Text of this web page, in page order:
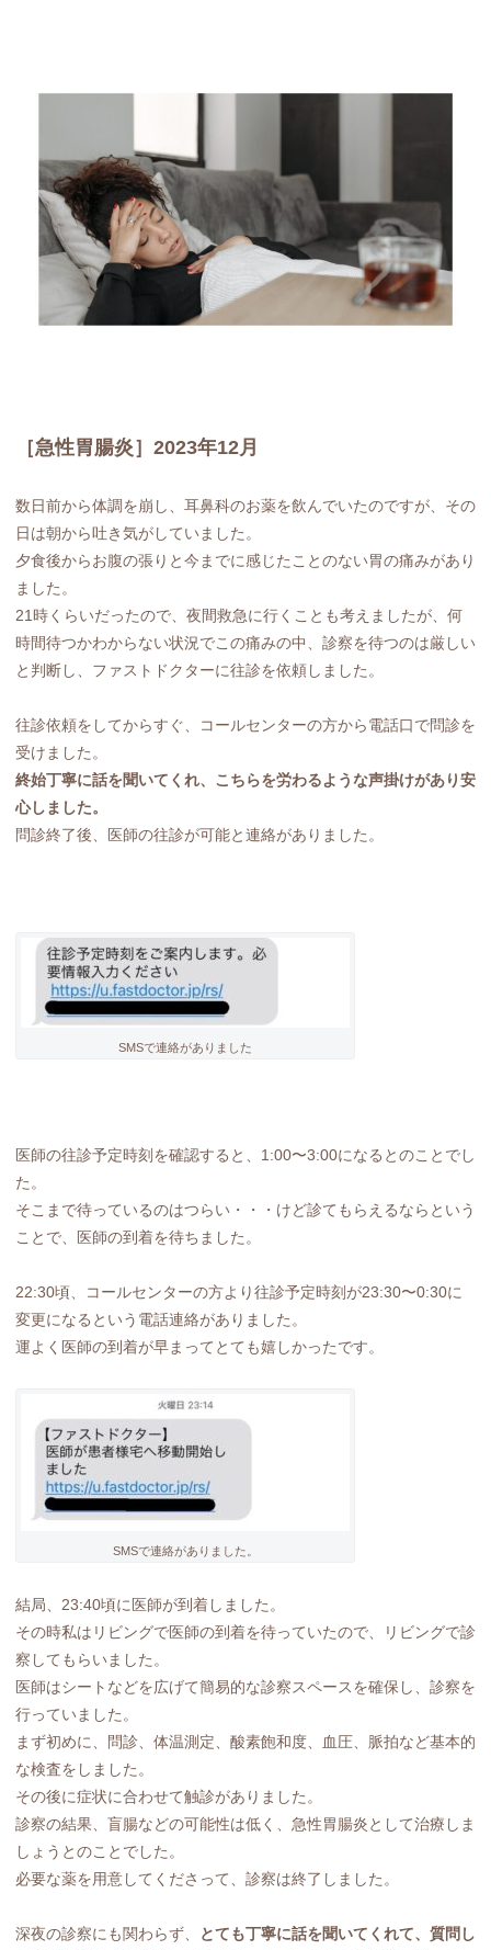
［急性胃腸炎］2023年12月
数日前から体調を崩し、耳鼻科のお薬を飲んでいたのですが、その
日は朝から吐き気がしていました。
夕食後からお腹の張りと今までに感じたことのない胃の痛みがあり
ました。
21時くらいだったので、夜間救急に行くことも考えましたが、何
時間待つかわからない状況でこの痛みの中、診察を待つのは厳しい
と判断し、ファストドクターに往診を依頼しました。
往診依頼をしてからすぐ、コールセンターの方から電話口で問診を
受けました。
終始丁寧に話を聞いてくれ、こちらを労わるような声掛けがあり安
心しました。
問診終了後、医師の往診が可能と連絡がありました。
SMSで連絡がありました
医師の往診予定時刻を確認すると、1:00〜3:00になるとのことでし
た。
そこまで待っているのはつらい・・・けど診てもらえるならという
ことで、医師の到着を待ちました。
22:30頃、コールセンターの方より往診予定時刻が23:30〜0:30に
変更になるという電話連絡がありました。
運よく医師の到着が早まってとても嬉しかったです。
SMSで連絡がありました。
結局、23:40頃に医師が到着しました。
その時私はリビングで医師の到着を待っていたので、リビングで診
察してもらいました。
医師はシートなどを広げて簡易的な診察スペースを確保し、診察を
行っていました。
まず初めに、問診、体温測定、酸素飽和度、血圧、脈拍など基本的
な検査をしました。
その後に症状に合わせて触診がありました。
診察の結果、盲腸などの可能性は低く、急性胃腸炎として治療しま
しょうとのことでした。
必要な薬を用意してくださって、診察は終了しました。
深夜の診察にも関わらず、
とても丁寧に話を聞いてくれて、質問し